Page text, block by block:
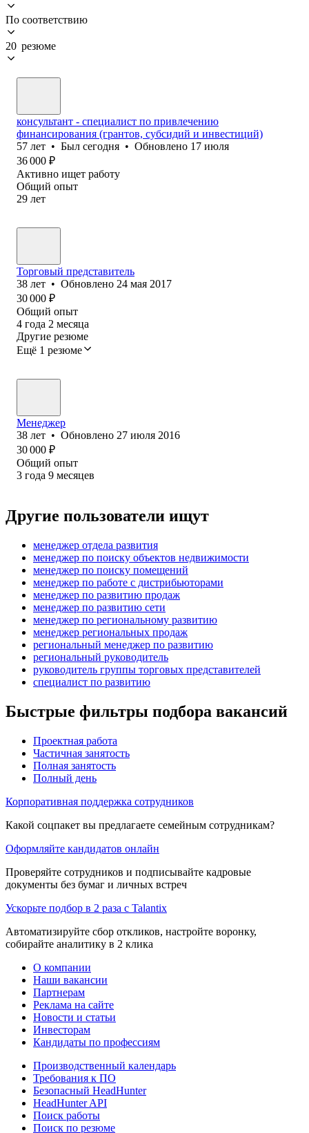
По соответствию
20 резюме
консультант - специалист по привлечению
финансирования (грантов, субсидий и инвестиций)
57 лет • Был сегодня • Обновлено 17 июля
36 000 ₽
Активно ищет работу
Общий опыт
29 лет
Торговый представитель
38 лет • Обновлено 24 мая 2017
30 000 ₽
Общий опыт
4 года 2 месяца
Другие резюме
Ещё 1 резюме
Менеджер
38 лет • Обновлено 27 июля 2016
30 000 ₽
Общий опыт
3 года 9 месяцев
Другие пользователи ищут
менеджер отдела развития
менеджер по поиску объектов недвижимости
менеджер по поиску помещений
менеджер по работе с дистрибьюторами
менеджер по развитию продаж
менеджер по развитию сети
менеджер по региональному развитию
менеджер региональных продаж
региональный менеджер по развитию
региональный руководитель
руководитель группы торговых представителей
специалист по развитию
Быстрые фильтры подбора вакансий
Проектная работа
Частичная занятость
Полная занятость
Полный день
Корпоративная поддержка сотрудников
Какой соцпакет вы предлагаете семейным сотрудникам?
Оформляйте кандидатов онлайн
Проверяйте сотрудников и подписывайте кадровые
документы без бумаг и личных встреч
Ускорьте подбор в 2 раза с Talantix
Автоматизируйте сбор откликов, настройте воронку,
собирайте аналитику в 2 клика
О компании
Наши вакансии
Партнерам
Реклама на сайте
Новости и статьи
Инвесторам
Кандидаты по профессиям
Производственный календарь
Требования к ПО
Безопасный HeadHunter
HeadHunter API
Поиск работы
Поиск по резюме